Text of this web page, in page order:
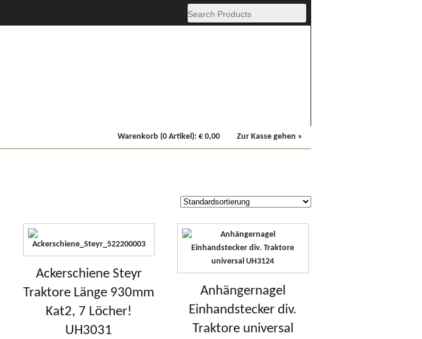
Zur Kasse gehen »
Warenkorb (0 Artikel): € 0,00
Ackerschiene Steyr
Traktore Länge 930mm
Kat2, 7 Löcher!
UH3031
Anhängernagel
Einhandstecker div.
Traktore universal